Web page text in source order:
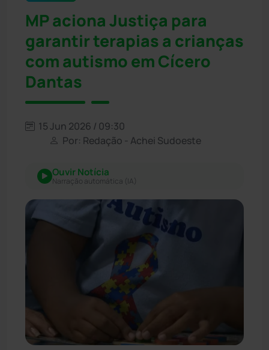
MP aciona Justiça para
garantir terapias a crianças
com autismo em Cícero
Dantas
15 Jun 2026 / 09:30
Por: Redação - Achei Sudoeste
Ouvir Notícia
Narração automática (IA)